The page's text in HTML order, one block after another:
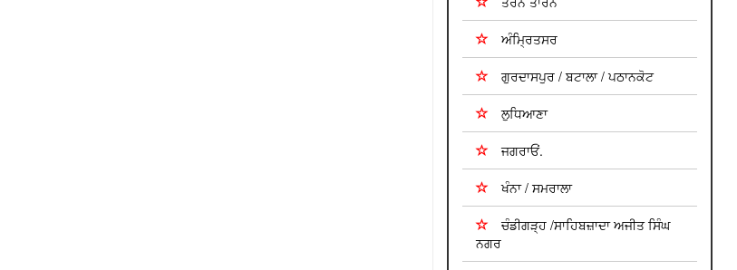
ਅੰਮ੍ਰਿਤਸਰ
ਗੁਰਦਾਸਪੁਰ / ਬਟਾਲਾ / ਪਠਾਨਕੋਟ
ਲੁਧਿਆਣਾ
ਜਗਰਾਓਂ.
ਖੰਨਾ / ਸਮਰਾਲਾ
ਚੰਡੀਗੜ੍ਹ /ਸਾਹਿਬਜ਼ਾਦਾ ਅਜੀਤ ਸਿੰਘ
ਨਗਰ